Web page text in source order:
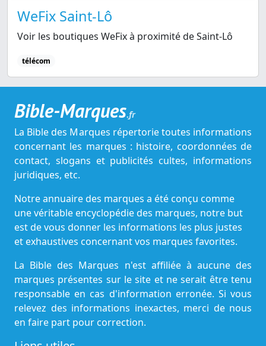
WeFix Saint-Lô
Voir les boutiques WeFix à proximité de Saint-Lô
télécom
Bible-Marques.fr
La Bible des Marques répertorie toutes informations
concernant les marques : histoire, coordonnées de
contact, slogans et publicités cultes, informations
juridiques, etc.
Notre annuaire des marques a été conçu comme
une véritable encyclopédie des marques, notre but
est de vous donner les informations les plus justes
et exhaustives concernant vos marques favorites.
La Bible des Marques n'est affiliée à aucune des
marques présentes sur le site et ne serait être tenu
responsable en cas d'information erronée. Si vous
relevez des informations inexactes, merci de nous
en faire part pour correction.